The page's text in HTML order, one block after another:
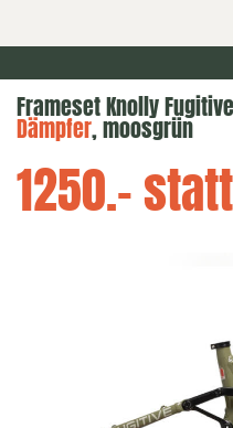
Frameset Knolly
Dämpfer, moosgrün
1250.-